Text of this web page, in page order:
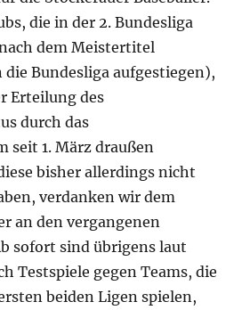
die in der 2. Bundesliga
dem Meistertitel
Bundesliga aufgestiegen),
Erteilung des
durch das
seit 1. März draußen
bisher allerdings nicht
verdanken wir dem
an den vergangenen
sofort sind übrigens laut
Testspiele gegen Teams, die
beiden Ligen spielen,